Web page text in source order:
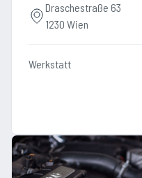
Draschestraße 63
1230 Wien
Werkstatt